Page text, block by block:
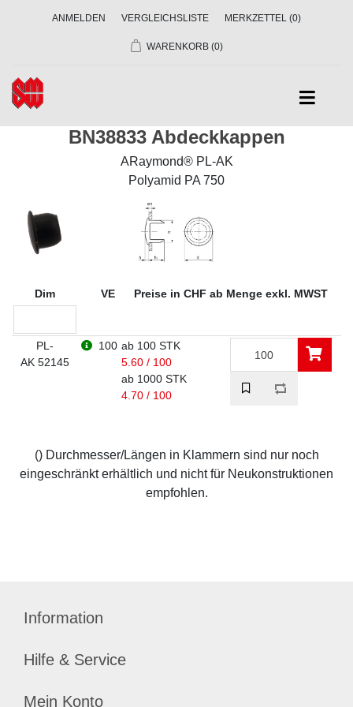
ANMELDEN VERGLEICHSLISTE MERKZETTEL (0)
WARENKORB (0)
BN38833 Abdeckkappen
ARaymond® PL-AK
Polyamid PA 750
Dim VE Preise in CHF ab Menge exkl. MWST
PL-
AK 52145
100 ab 100 STK
5.60 / 100
ab 1000 STK
4.70 / 100
() Durchmesser/Längen in Klammern sind nur noch
eingeschränkt erhältlich und nicht für Neukonstruktionen
empfohlen.
Information
Hilfe & Service
Mein Konto